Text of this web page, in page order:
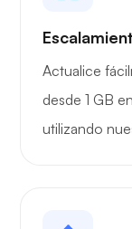
Actualice
desde 1 GB
utilizando